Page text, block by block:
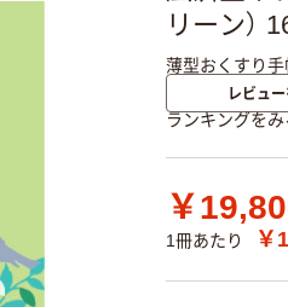
リーン）
薄型おくすり手
レビュ
ランキングをみ
￥
1冊あたり
￥